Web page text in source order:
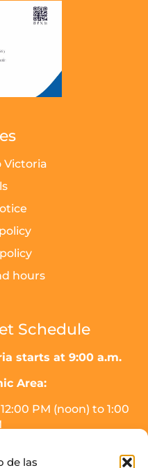
de las
Victoria
hours
Schedule
starts at 9:00 a.m.
Area:
PM (noon) to 1:00
day before holidays:
to 2:00 AM.